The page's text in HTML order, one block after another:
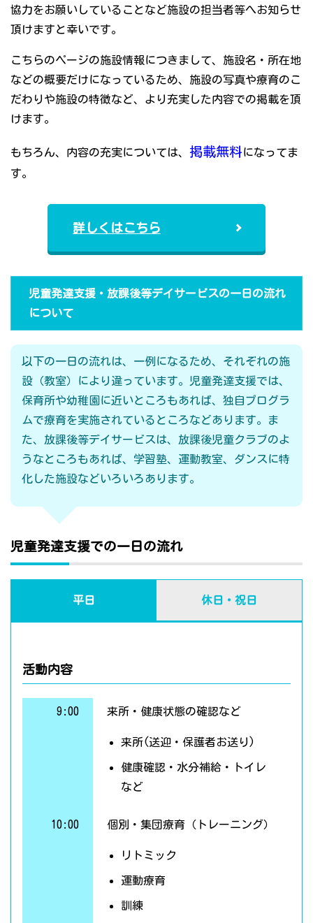
協力をお願いしていることなど施設の担当者等へお知らせ
頂けますと幸いです。
こちらのページの施設情報につきまして、施設名・所在地
などの概要だけになっているため、施設の写真や療育のこ
だわりや施設の特徴など、より充実した内容での掲載を頂
けます。
もちろん、内容の充実については、 掲載無料になってま
す。
詳しくはこちら
児童発達支援・放課後等デイサービスの一日の流れ
について
以下の一日の流れは、一例になるため、それぞれの施
設（教室）により違っています。児童発達支援では、
保育所や幼稚園に近いところもあれば、独自プログラ
ムで療育を実施されているところなどあります。ま
た、放課後等デイサービスは、放課後児童クラブのよ
うなところもあれば、学習塾、運動教室、ダンスに特
化した施設などいろいろあります。
児童発達支援での一日の流れ
平日 休日・祝日
活動内容
9:00 来所・健康状態の確認など
来所(送迎・保護者お送り)
健康確認・水分補給・トイレ
など
10:00 個別・集団療育（トレーニング）
リトミック
運動療育
訓練